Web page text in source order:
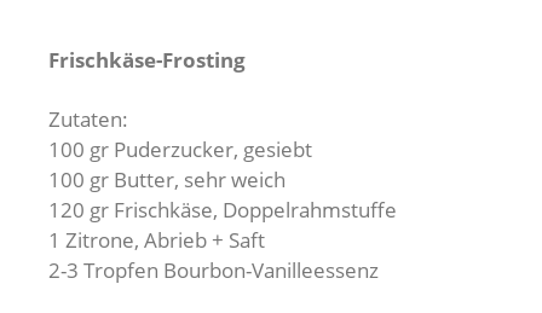
Frischkäse-Frosting
Zutaten:
100 gr Puderzucker, gesiebt
100 gr Butter, sehr weich
120 gr Frischkäse, Doppelrahmstuffe
1 Zitrone, Abrieb + Saft
2-3 Tropfen Bourbon-Vanilleessenz